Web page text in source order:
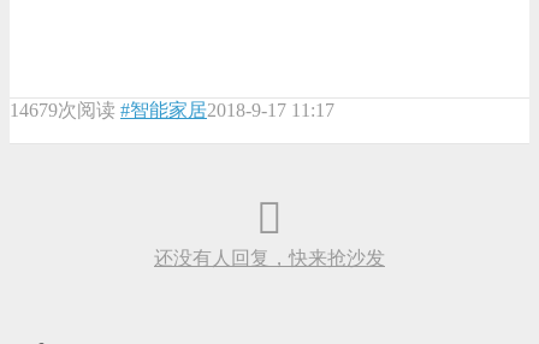
14679次阅读 #智能家居2018-9-17 11:17
还没有人回复，快来抢沙发